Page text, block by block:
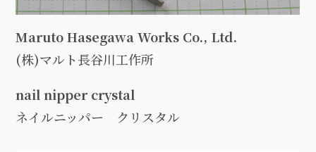
Maruto Hasegawa Works Co., Ltd.
(株)マルト長谷川工作所
nail nipper crystal
ネイルニッパー クリスタル